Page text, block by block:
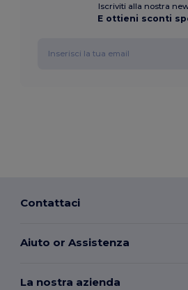
Iscriviti alla nostra
E ottieni sconti
Contattaci
Aiuto or Assistenza
La nostra azienda